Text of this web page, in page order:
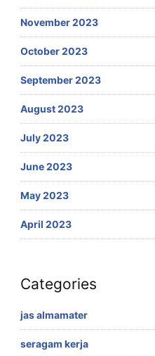
November 2023
October 2023
September 2023
August 2023
July 2023
June 2023
May 2023
April 2023
Categories
jas almamater
seragam kerja